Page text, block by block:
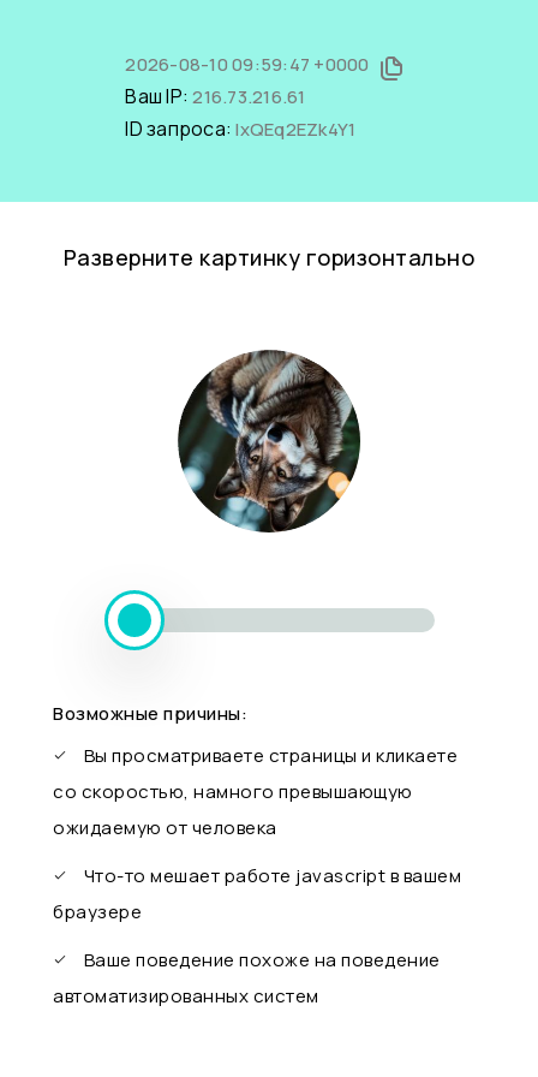
2026-08-10 09:59:47 +0000
Ваш IP:216.73.216.61
ID запроса:lxQEq2EZk4Y1
Разверните картинку горизонтально
Возможные причины:
Вы просматриваете страницы и кликаете
со скоростью, намного превышающую
ожидаемую от человека
Что-то мешает работе javascript в вашем
браузере
Ваше поведение похоже на поведение
автоматизированных систем